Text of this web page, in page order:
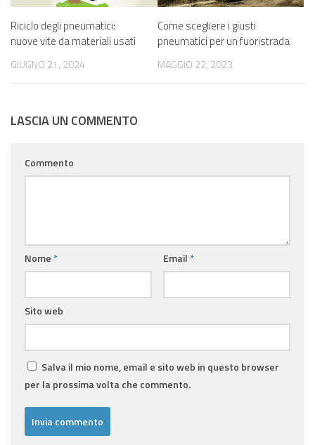
Riciclo degli pneumatici:
nuove vite da materiali usati
GIUGNO 21, 2024
Come scegliere i giusti
pneumatici per un fuoristrada
MAGGIO 22, 2023
LASCIA UN COMMENTO
Commento
Nome * Email *
Sito web
Salva il mio nome, email e sito web in questo browser
per la prossima volta che commento.